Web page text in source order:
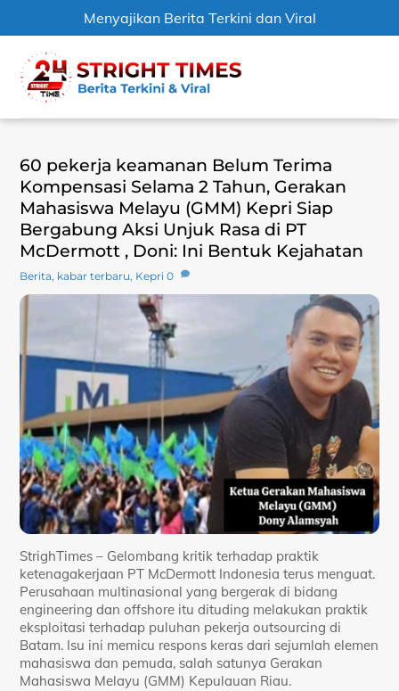
Menyajikan Berita Terkini dan Viral
content
60 pekerja keamanan Belum Terima
Kompensasi Selama 2 Tahun, Gerakan
Mahasiswa Melayu (GMM) Kepri Siap
Bergabung Aksi Unjuk Rasa di PT
McDermott , Doni: Ini Bentuk Kejahatan
Berita, kabar terbaru, Kepri 0
StrighTimes – Gelombang kritik terhadap praktik
ketenagakerjaan PT McDermott Indonesia terus menguat.
Perusahaan multinasional yang bergerak di bidang
engineering dan offshore itu dituding melakukan praktik
eksploitasi terhadap puluhan pekerja outsourcing di
Batam. Isu ini memicu respons keras dari sejumlah elemen
mahasiswa dan pemuda, salah satunya Gerakan
Mahasiswa Melayu (GMM) Kepulauan Riau.